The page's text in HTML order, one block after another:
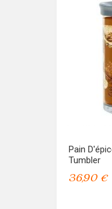
Pain
Tumbler
36,90 €